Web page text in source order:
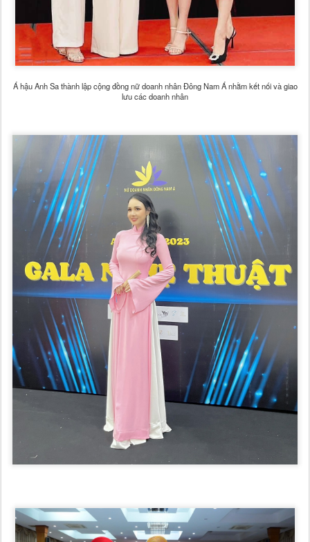
Á hậu Anh Sa thành lập cộng đồng nữ doanh nhân Đông Nam Á nhằm kết nối và giao
lưu các doanh nhân